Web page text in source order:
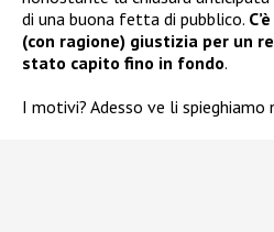
di una buona fetta di pubblico.
(con ragione) giustizia per un
stato capito fino in fondo.
I motivi? Adesso ve li spieghiamo